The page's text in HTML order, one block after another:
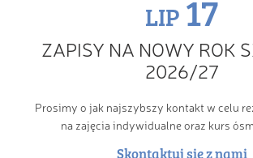
LIP 17
ZAPISY NA NOWY ROK
2026/27
Prosimy o jak najszybszy kontakt w celu
na zajęcia indywidualne oraz kurs
Skontaktuj się z nami